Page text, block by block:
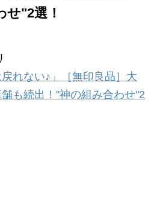
せ"2選！
れない♪」［無印良品］大
も続出！"神の組み合わせ"2